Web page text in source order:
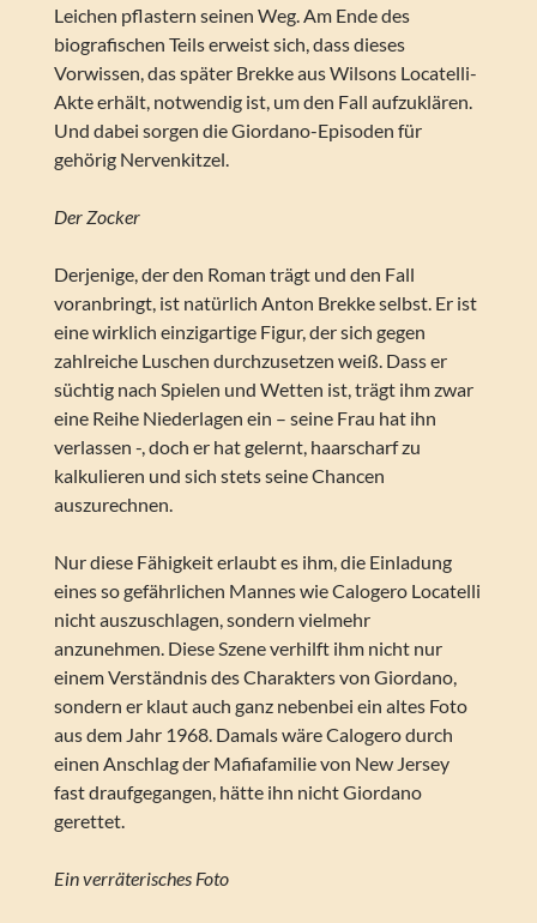
Leichen pflastern seinen Weg. Am Ende des
biografischen Teils erweist sich, dass dieses
Vorwissen, das später Brekke aus Wilsons Locatelli-
Akte erhält, notwendig ist, um den Fall aufzuklären.
Und dabei sorgen die Giordano-Episoden für
gehörig Nervenkitzel.
Der Zocker
Derjenige, der den Roman trägt und den Fall
voranbringt, ist natürlich Anton Brekke selbst. Er ist
eine wirklich einzigartige Figur, der sich gegen
zahlreiche Luschen durchzusetzen weiß. Dass er
süchtig nach Spielen und Wetten ist, trägt ihm zwar
eine Reihe Niederlagen ein – seine Frau hat ihn
verlassen -, doch er hat gelernt, haarscharf zu
kalkulieren und sich stets seine Chancen
auszurechnen.
Nur diese Fähigkeit erlaubt es ihm, die Einladung
eines so gefährlichen Mannes wie Calogero Locatelli
nicht auszuschlagen, sondern vielmehr
anzunehmen. Diese Szene verhilft ihm nicht nur
einem Verständnis des Charakters von Giordano,
sondern er klaut auch ganz nebenbei ein altes Foto
aus dem Jahr 1968. Damals wäre Calogero durch
einen Anschlag der Mafiafamilie von New Jersey
fast draufgegangen, hätte ihn nicht Giordano
gerettet.
Ein verräterisches Foto